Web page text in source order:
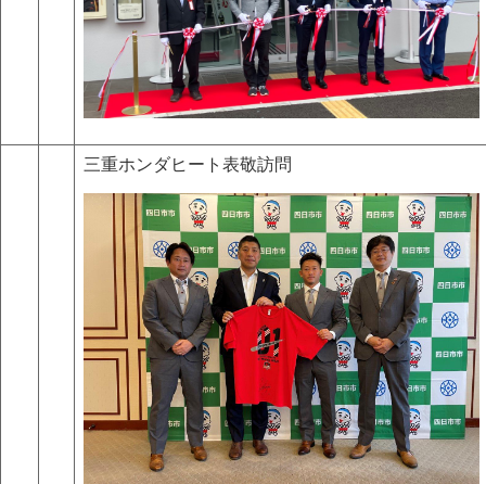
三重ホンダヒート表敬訪問